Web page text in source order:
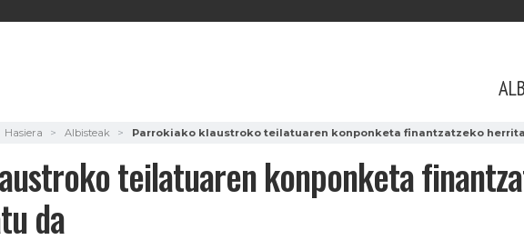
Hasiera Albisteak Parrokiako klaustroko teilatuaren konponketa finantzatzeko
teilatuaren konponketa
da